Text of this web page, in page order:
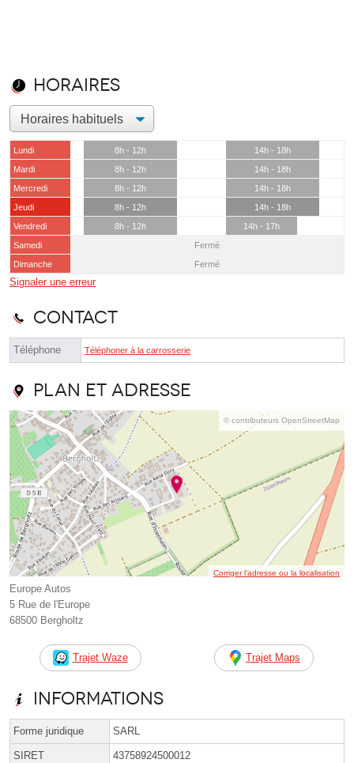
Horaires
Lundi 8h - 12h
14h - 18h
Mardi
8h - 12h
14h - 18h
Mercredi
8h - 12h
14h - 18h
Jeudi
8h - 12h
14h - 18h
Vendredi
8h - 12h
14h - 17h
Samedi
Fermé
Dimanche
Fermé
Signaler une erreur
Contact
Téléphone Téléphoner à la carrosserie
Plan et adresse
© contributeurs OpenStreetMap
Corriger l’adresse ou la localisation
Europe Autos
5 Rue de l'Europe
68500 Bergholtz
Trajet Waze Trajet Maps
Informations
Forme juridique SARL
SIRET 43758924500012